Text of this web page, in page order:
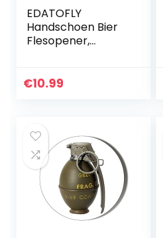
EDATOFLY
Handschoen Bier
Flesopener,
Multifunctionele
Flesopener Beste
Cadeau voor
mannen,
bierliefhebbers,
Mavel-fans
€10.99